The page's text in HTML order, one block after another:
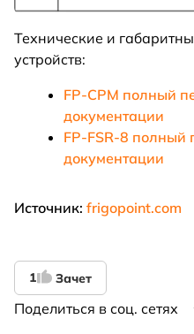
Технические и
устройств:
FP-CPM полный
документации
FP-FSR-8 полный
документации
Источник: frigopoint.com
1 Зачет
Поделиться в соц. сетях